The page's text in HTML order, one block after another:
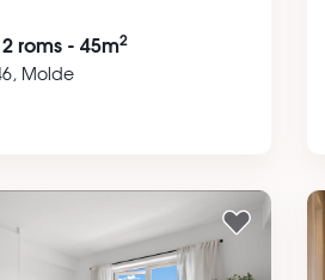
roms - 45m2
Molde